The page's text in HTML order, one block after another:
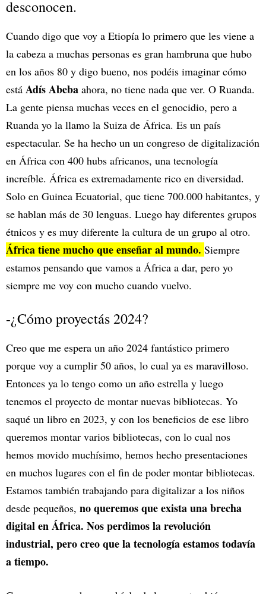
desconocen.
Cuando digo que voy a Etiopía lo primero que les viene a
la cabeza a muchas personas es gran hambruna que hubo
en los años 80 y digo bueno, nos podéis imaginar cómo
está Adís Abeba ahora, no tiene nada que ver. O Ruanda.
La gente piensa muchas veces en el genocidio, pero a
Ruanda yo la llamo la Suiza de África. Es un país
espectacular. Se ha hecho un un congreso de digitalización
en África con 400 hubs africanos, una tecnología
increíble. África es extremadamente rico en diversidad.
Solo en Guinea Ecuatorial, que tiene 700.000 habitantes, y
se hablan más de 30 lenguas. Luego hay diferentes grupos
étnicos y es muy diferente la cultura de un grupo al otro.
África tiene mucho que enseñar al mundo. Siempre
estamos pensando que vamos a África a dar, pero yo
siempre me voy con mucho cuando vuelvo.
-¿Cómo proyectás 2024?
Creo que me espera un año 2024 fantástico primero
porque voy a cumplir 50 años, lo cual ya es maravilloso.
Entonces ya lo tengo como un año estrella y luego
tenemos el proyecto de montar nuevas bibliotecas. Yo
saqué un libro en 2023, y con los beneficios de ese libro
queremos montar varios bibliotecas, con lo cual nos
hemos movido muchísimo, hemos hecho presentaciones
en muchos lugares con el fin de poder montar bibliotecas.
Estamos también trabajando para digitalizar a los niños
desde pequeños, no queremos que exista una brecha
digital en África. Nos perdimos la revolución
industrial, pero creo que la tecnología estamos todavía
a tiempo.